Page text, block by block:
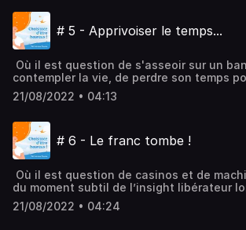
d'informations.
# 5 - Apprivoiser le temps...
Où il est question de s'asseoir sur un
contempler la vie, de perdre son temps
et de savourer le plaisir d'être là !
Audiomeans. Visitez audiomeans.fr/
21/08/2022 • 04:13
# 6 - Le franc tombe !
Où il est question de casinos et de
du moment subtil de l’insight libérateur
n’attend plus rien… Et puis d’assiduité,
de confiance pour finalement devenir le
21/08/2022 • 04:24